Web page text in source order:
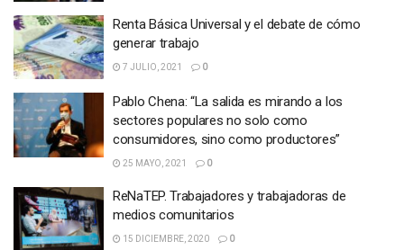
Renta Básica Universal y el debate de cómo
generar trabajo
7 JULIO, 2021 0
Pablo Chena: “La salida es mirando a los
sectores populares no solo como
consumidores, sino como productores”
25 MAYO, 2021 0
ReNaTEP. Trabajadores y trabajadoras de
medios comunitarios
15 DICIEMBRE, 2020 0